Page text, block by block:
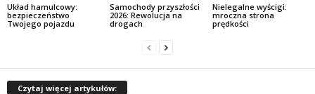
Układ hamulcowy:
bezpieczeństwo
Twojego pojazdu
Samochody przyszłości
2026: Rewolucja na
drogach
Nielegalne wyścigi:
mroczna strona
prędkości
Czytaj więcej artykułów: